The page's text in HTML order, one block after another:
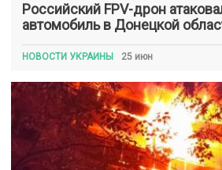
Российский FPV-дрон
автомобиль в Донецкой
НОВОСТИ УКРАИНЫ 25 июн